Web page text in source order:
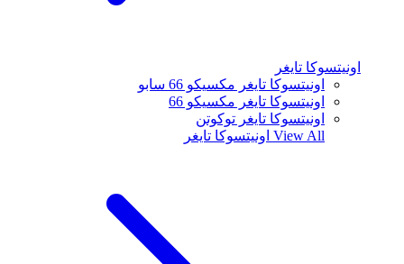
اونيتسوكا تايغر
اونيتسوكا تايغر مكسيكو 66 سابو
اونيتسوكا تايغر مكسيكو 66
اونيتسوكا تايغر توكوتن
View All اونيتسوكا تايغر